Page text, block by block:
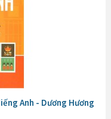
Anh - Dương Hương